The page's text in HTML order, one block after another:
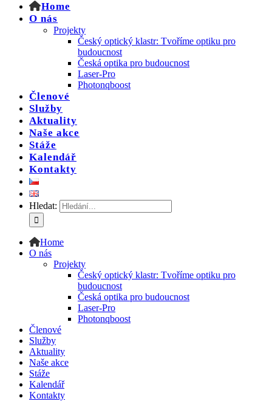
Home
O nás
Projekty
Český optický klastr: Tvoříme optiku pro
budoucnost
Česká optika pro budoucnost
Laser-Pro
Photonqboost
Členové
Služby
Aktuality
Naše akce
Stáže
Kalendář
Kontakty
Hledat:
Home
O nás
Projekty
Český optický klastr: Tvoříme optiku pro
budoucnost
Česká optika pro budoucnost
Laser-Pro
Photonqboost
Členové
Služby
Aktuality
Naše akce
Stáže
Kalendář
Kontakty